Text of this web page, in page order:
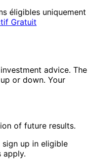
éligibles uniquement
Gratuit
advice. The
or down. Your
of future results.
up in eligible
apply.